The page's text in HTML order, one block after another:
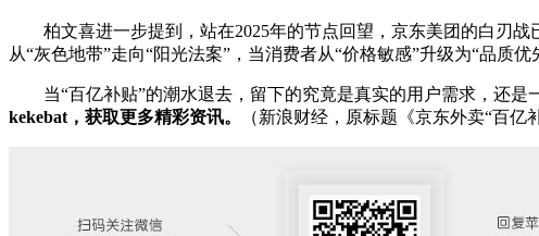
柏文喜进一步提到，站在2025年的节点回望，京东美团的白刃战
从“灰色地带”走向“阳光法案”，当消费者从“价格敏感”升级为“品质
当“百亿补贴”的潮水退去，留下的究竟是真实的用户需求，还是
kekebat，获取更多精彩资讯。
（新浪财经，原标题《京东外卖“百亿